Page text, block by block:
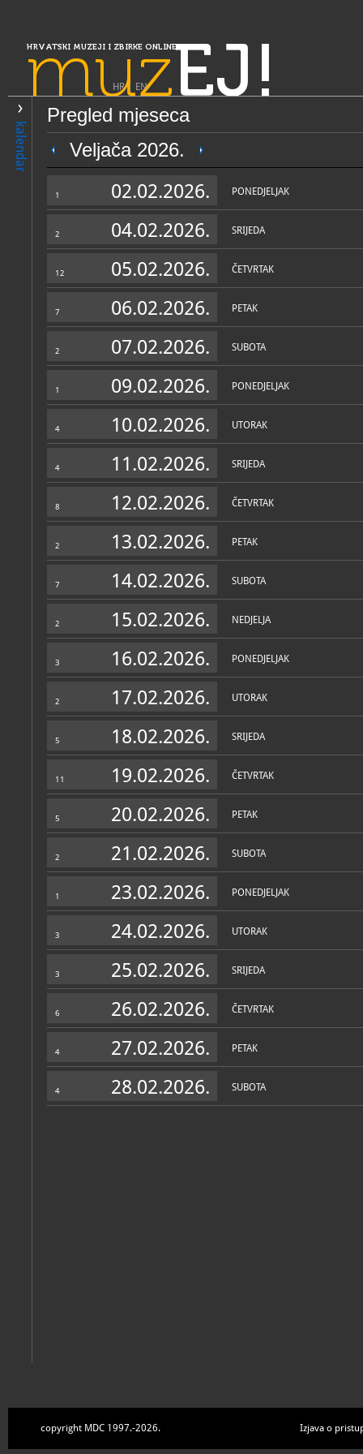
HRVATSKI MUZEJI I ZBIRKE ONLINE
muzEJ!
HR| EN
kalendar
Pregled mjeseca
Veljača 2026.
1 02.02.2026. PONEDJELJAK
2 04.02.2026. SRIJEDA
12 05.02.2026. ČETVRTAK
7 06.02.2026. PETAK
2 07.02.2026. SUBOTA
1 09.02.2026. PONEDJELJAK
4 10.02.2026. UTORAK
4 11.02.2026. SRIJEDA
8 12.02.2026. ČETVRTAK
2 13.02.2026. PETAK
7 14.02.2026. SUBOTA
2 15.02.2026. NEDJELJA
3 16.02.2026. PONEDJELJAK
2 17.02.2026. UTORAK
5 18.02.2026. SRIJEDA
11 19.02.2026. ČETVRTAK
5 20.02.2026. PETAK
2 21.02.2026. SUBOTA
1 23.02.2026. PONEDJELJAK
3 24.02.2026. UTORAK
3 25.02.2026. SRIJEDA
6 26.02.2026. ČETVRTAK
4 27.02.2026. PETAK
4 28.02.2026. SUBOTA
PRETRAŽIVANJE
Slavonija, Baranja i Srijem
Muzej Slavonije
OPĆI PODACI
Zbirke
copyright MDC 1997.-2026. Izjava o